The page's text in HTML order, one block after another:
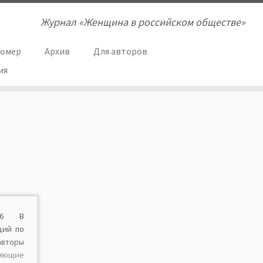
Журнал «Женщина в российском обществе»
Архив
Для авторов
В
по